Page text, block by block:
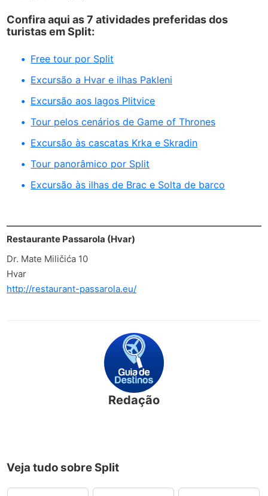
Confira aqui as 7 atividades preferidas dos
turistas em Split:
Free tour por Split
Excursão a Hvar e ilhas Pakleni
Excursão aos lagos Plitvice
Tour pelos cenários de Game of Thrones
Excursão às cascatas Krka e Skradin
Tour panorâmico por Split
Excursão às ilhas de Brac e Solta de barco
Restaurante Passarola (Hvar)
Dr. Mate Miličića 10
Hvar
http://restaurant-passarola.eu/
Redação
Veja tudo sobre Split